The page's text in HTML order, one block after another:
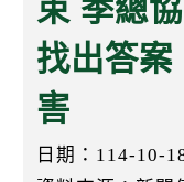
束 季總
找出答案
害
日期：114-10-